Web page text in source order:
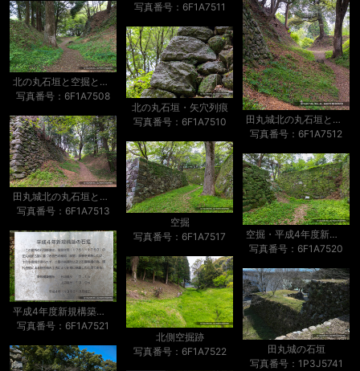
写真番号：6F1A7511
田丸城北の丸石垣と空掘と土塁
写真番号：6F1A7512
北の丸石垣と空掘と土塁
写真番号：6F1A7508
北の丸石垣・矢穴列痕
写真番号：6F1A7510
田丸城北の丸石垣と空掘と土塁
写真番号：6F1A7513
空掘
写真番号：6F1A7517
空掘・平成4年度新規構築の石垣
写真番号：6F1A7520
平成4年度新規構築の石垣・歴史解説板
写真番号：6F1A7521
北側空掘跡
写真番号：6F1A7522
田丸城の石垣
写真番号：1P3J5741